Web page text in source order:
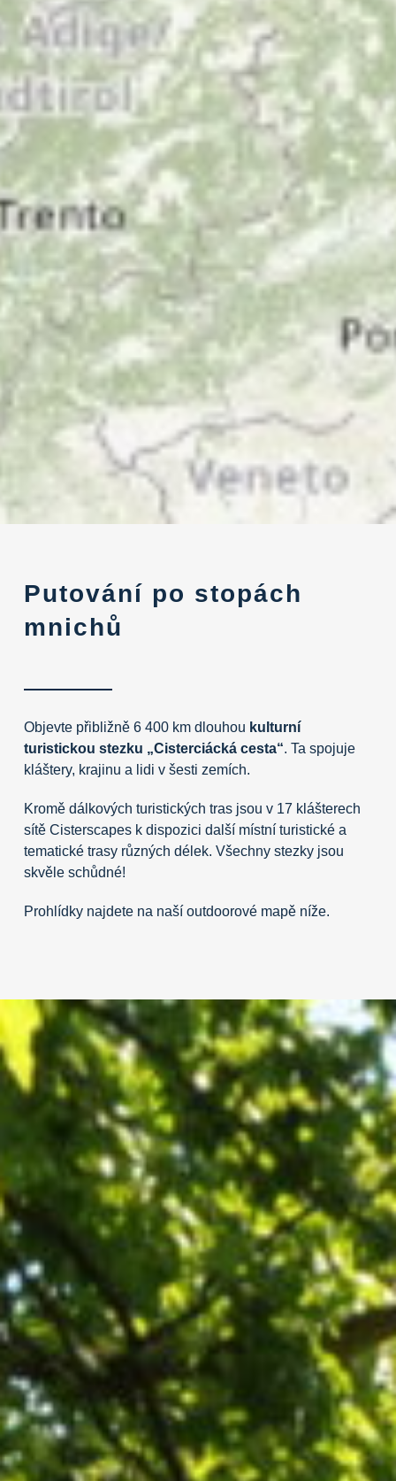
Putování po stopách
mnichů
Objevte přibližně 6 400 km dlouhou kulturní
turistickou stezku „Cisterciácká cesta“. Ta spojuje
kláštery, krajinu a lidi v šesti zemích.
Kromě dálkových turistických tras jsou v 17 klášterech
sítě Cisterscapes k dispozici další místní turistické a
tematické trasy různých délek. Všechny stezky jsou
skvěle schůdné!
Prohlídky najdete na naší outdoorové mapěníže.